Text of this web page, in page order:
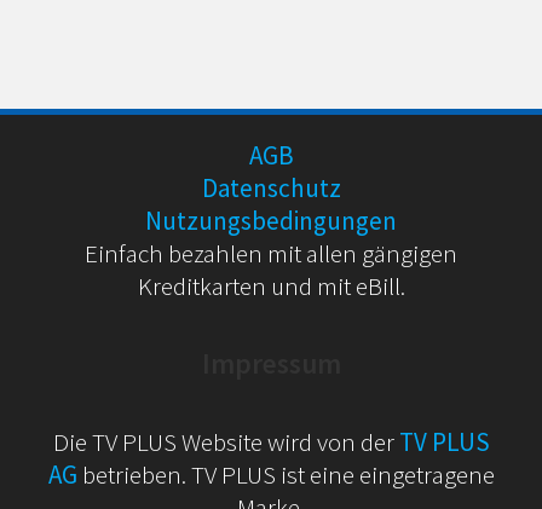
AGB
Datenschutz
Nutzungsbedingungen
Einfach bezahlen mit allen gängigen
Kreditkarten und mit eBill.
Die TV PLUS Website wird von derTV PLUS
AG betrieben. TV PLUS ist eine eingetragene